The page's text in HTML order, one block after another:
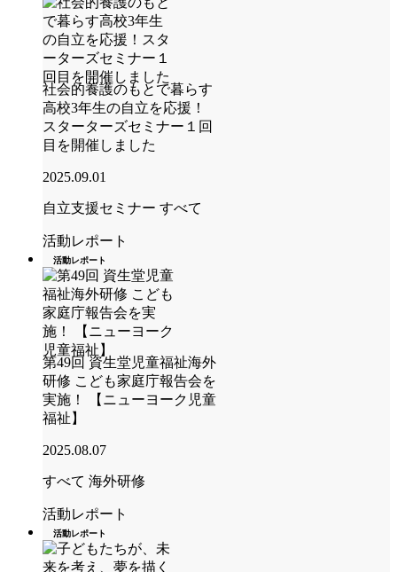
社会的養護のもとで暮らす
高校3年生の自立を応援！
スターターズセミナー１回
目を開催しました
2025.09.01
自立支援セミナー すべて
活動レポート
活動レポート
第49回 資生堂児童福祉海外
研修 こども家庭庁報告会を
実施！ 【ニューヨーク児童
福祉】
2025.08.07
すべて 海外研修
活動レポート
活動レポート